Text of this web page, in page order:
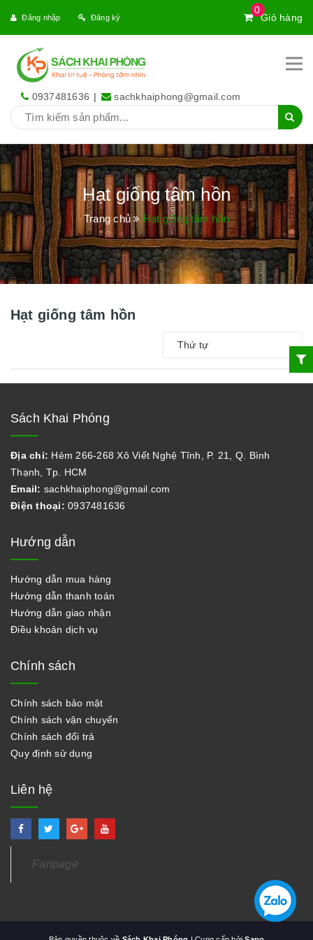
0
Giỏ hàng
Đăng nhập Đăng ký
0937481636 | sachkhaiphong@gmail.com
Hạt giống tâm hồn
Trang chủ Hạt giống tâm hồn
Hạt giống tâm hồn
Thứ tự
Sách Khai Phóng
Địa chỉ: Hẻm 266-268 Xô Viết Nghệ Tĩnh, P. 21, Q. Bình
Thạnh, Tp. HCM
Email: sachkhaiphong@gmail.com
Điện thoại: 0937481636
Hướng dẫn
Hướng dẫn mua hàng
Hướng dẫn thanh toán
Hướng dẫn giao nhận
Điều khoản dịch vụ
Chính sách
Chính sách bảo mật
Chính sách vận chuyển
Chính sách đổi trả
Quy định sử dụng
Liên hệ
Fanpage